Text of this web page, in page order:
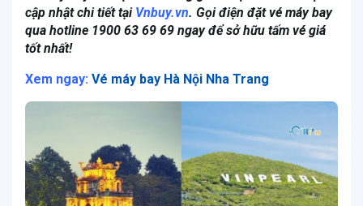
cập nhật chi tiết tại Vnbuy.vn. Gọi điện đặt vé máy bay
qua hotline 1900 63 69 69 ngay để sở hữu tấm vé giá
tốt nhất!
Xem ngay: Vé máy bay Hà Nội Nha Trang